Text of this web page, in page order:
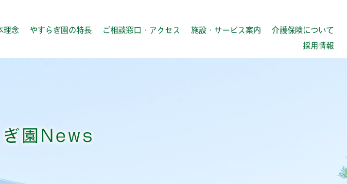
理念 やすらぎ園の特長 ご相談窓口・アクセス 施設・サービス案内
介護保険について
採用情報
ぎ園News